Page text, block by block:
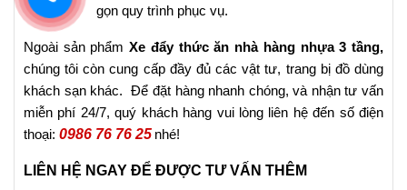
gọn quy trình phục vụ.
Ngoài sản phẩmXe đẩy thức ăn nhà hàng nhựa 3 tầng,
chúng tôi còn cung cấp đầy đủ các vật tư, trang bị đồ dùng
khách sạn khác. Để đặt hàng nhanh chóng, và nhận tư vấn
miễn phí 24/7, quý khách hàng vui lòng liên hệ đến số điện
thoại: 0986 76 76 25 nhé!
LIÊN HỆ NGAY ĐỂ ĐƯỢC TƯ VẤN THÊM